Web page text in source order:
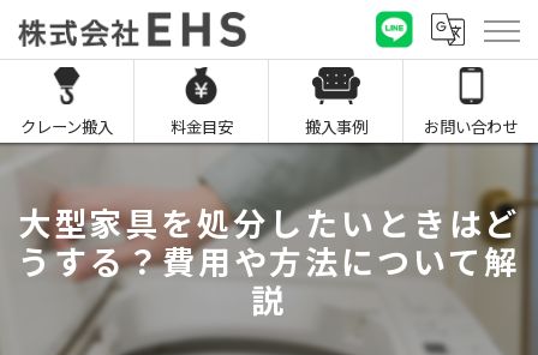
クレーン搬入 料金目安 搬入事例 お問い合わせ
大型家具を処分したいときはど
うする？費用や方法について解
説